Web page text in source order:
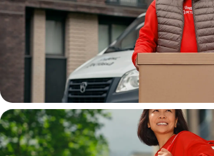
Водитель
грузовой машины